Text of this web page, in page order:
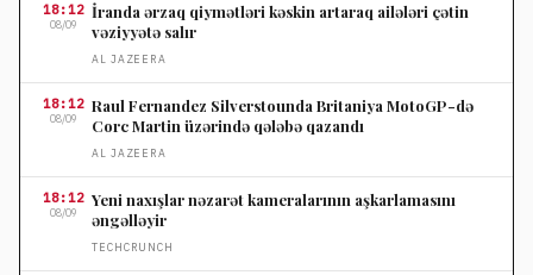
18:12
08/09
İranda ərzaq qiymətləri kəskin artaraq ailələri çətin
vəziyyətə salır
AL JAZEERA
18:12
08/09
Raul Fernandez Silverstounda Britaniya MotoGP-də
Corc Martin üzərində qələbə qazandı
AL JAZEERA
18:12
08/09
Yeni naxışlar nəzarət kameralarının aşkarlamasını
əngəlləyir
TECHCRUNCH